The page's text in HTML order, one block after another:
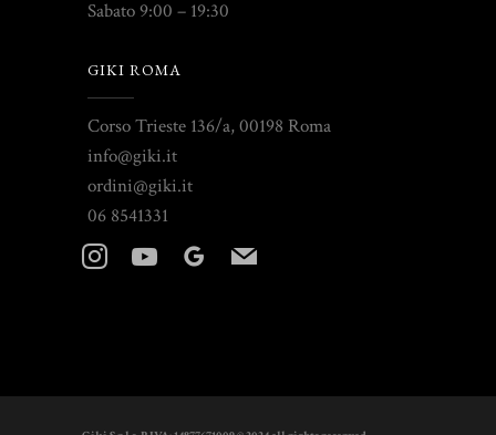
Sabato 9:00 – 19:30
GIKI ROMA
Corso Trieste 136/a, 00198 Roma
info@giki.it
ordini@giki.it
06 8541331
instagramyoutubegoogleplus
mail